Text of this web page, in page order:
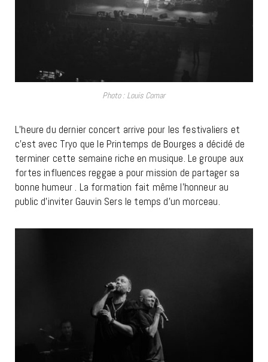
Photo : Louis Comar
L’heure du dernier concert arrive pour les festivaliers et
c’est avec Tryo que le Printemps de Bourges a décidé de
terminer cette semaine riche en musique. Le groupe aux
fortes influences reggae a pour mission de partager sa
bonne humeur . La formation fait même l’honneur au
public d’inviter Gauvin Sers le temps d’un morceau.